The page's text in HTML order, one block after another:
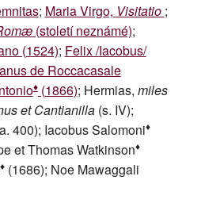
; Maria Virgo, Visitatio ;
(století neznámé);
(1524); Felix /Iacobus/
de Roccacasale
♦(1866); Hermias, miles
et Cantianilla(s. IV);
400); Iacobus Salomoni♦
et Thomas Watkinson♦
♦(1686); Noe Mawaggali